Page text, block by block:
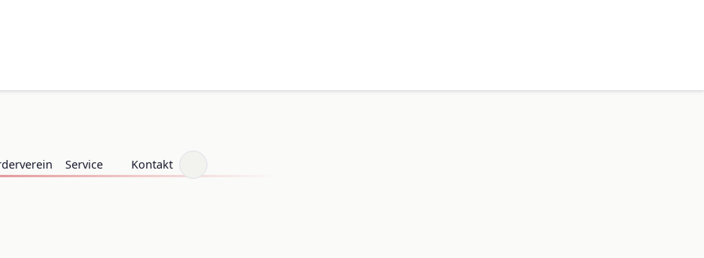
Service Kontakt